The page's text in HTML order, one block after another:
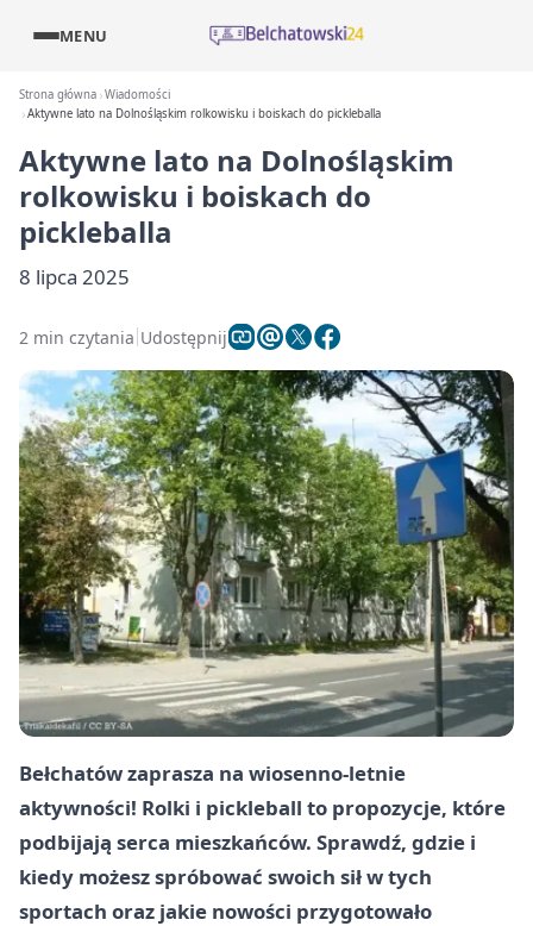
MENU
Strona główna Wiadomości
Aktywne lato na Dolnośląskim rolkowisku i boiskach do pickleballa
Aktywne lato na Dolnośląskim
rolkowisku i boiskach do
pickleballa
8 lipca 2025
2 min czytania Udostępnij
Bełchatów zaprasza na wiosenno-letnie
aktywności! Rolki i pickleball to propozycje, które
podbijają serca mieszkańców. Sprawdź, gdzie i
kiedy możesz spróbować swoich sił w tych
sportach oraz jakie nowości przygotowało